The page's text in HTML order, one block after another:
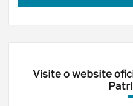
Visite o website